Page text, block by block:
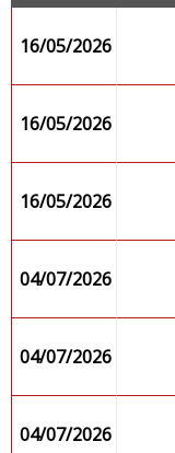
16/05/2026
16/05/2026
16/05/2026
04/07/2026
04/07/2026
04/07/2026